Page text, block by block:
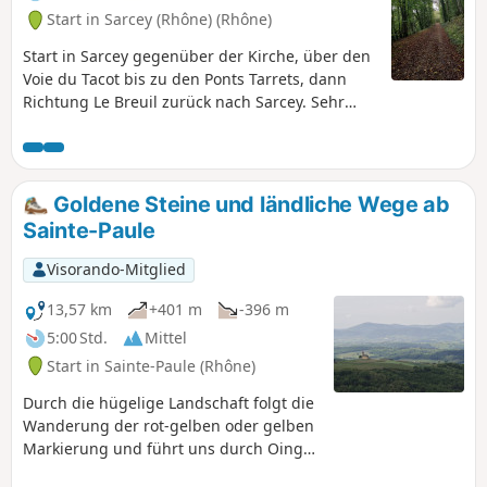
Aussichtspunkt.
Start in Sarcey (Rhône) (Rhône)
Start in Sarcey gegenüber der Kirche, über den
Voie du Tacot bis zu den Ponts Tarrets, dann
Richtung Le Breuil zurück nach Sarcey. Sehr
Goldene Steine und ländliche Wege ab
Sainte-Paule
Visorando-Mitglied
13,57 km
+401 m
-396 m
5:00 Std.
Mittel
Start in Sainte-Paule (Rhône)
Durch die hügelige Landschaft folgt die
Wanderung der rot-gelben oder gelben
Markierung und führt uns durch Oingt,